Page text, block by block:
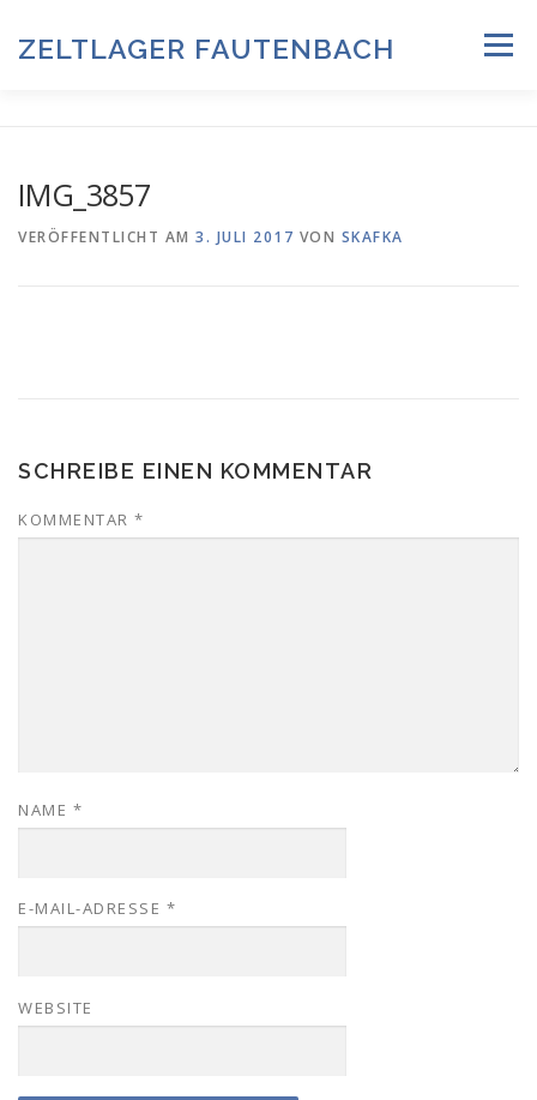
springen
ZELTLAGER FAUTENBACH Menü
HISTORIE & FOTOARCHIV
IMG_3857
VERÖFFENTLICHT AM 3. JULI 2017 VON SKAFKA
SCHREIBE EINEN KOMMENTAR
KOMMENTAR *
NAME *
E-MAIL-ADRESSE *
WEBSITE